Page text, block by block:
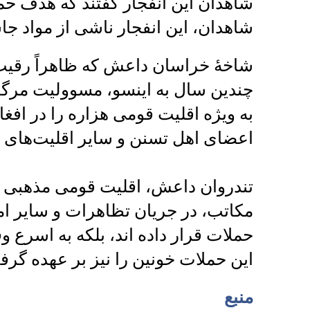
شاهدان، این انفجار ناشی از
شاخه‌ٔ خراسان داعش که ظاهراً
چندین سال به اینسو، مسوولیت
به ویژه اقلیت قومی هزاره‌ را در
اعضای اهل تسنن و سایر اقلیت‌های
تندروان داعش، اقلیت قومی مذهبی
مکاتب، در جریان تظاهرات و سایر
حملات قرار داده اند،‌ بلکه به
این حملات خونین را نیز بر عهده
منبع